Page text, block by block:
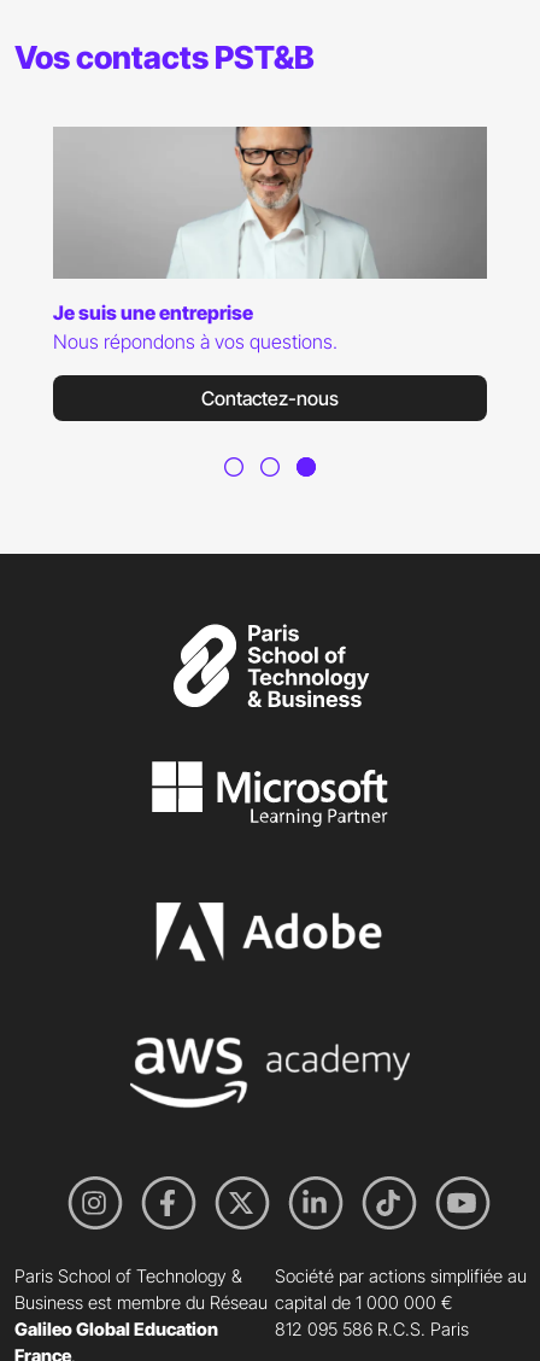
Vos contacts PST&B
Je suis une entreprise
Nous répondons à vos questions.
Contactez-nous
Paris School of Technology &
Business est membre du Réseau
Galileo Global Education
France.
Société par actions simplifiée au
capital de 1 000 000 €
812 095 586 R.C.S. Paris